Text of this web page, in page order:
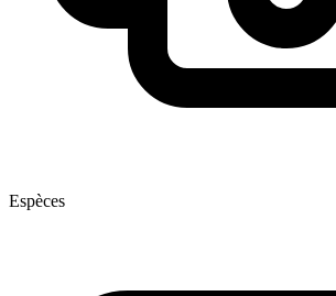
Espèces